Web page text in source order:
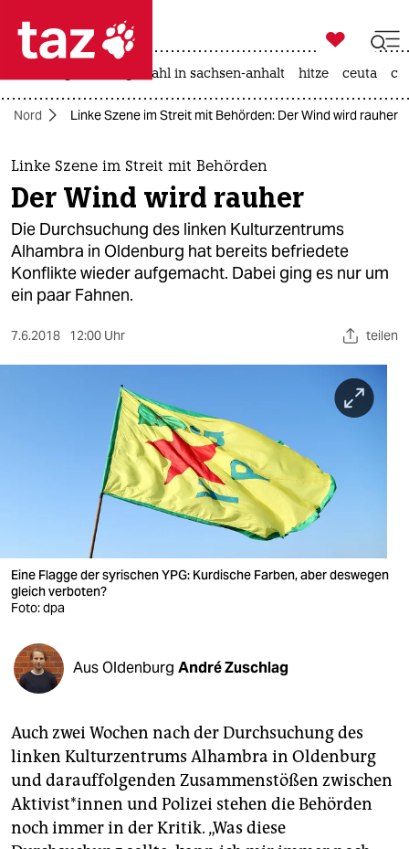
 taz zahl ich
taz zahl ich
themen
politik
öko
gesellschaft
kultur
sport
verlag
veranstaltungen
shop
fragen & hilfe
abo
genossenschaft
epaper login

taz zahl ich
landtagswahl in sachsen-anhalt hitze ceuta
Nord Linke Szene im Streit mit Behörden: Der Wind wird rauher
Linke Szene im Streit mit Behörden
Der Wind wird rauher
Die Durchsuchung des linken Kulturzentrums
Alhambra in Oldenburg hat bereits befriedete
Konflikte wieder aufgemacht. Dabei ging es nur um
ein paar Fahnen.
7.6.2018 12:00 Uhr teilen
Eine Flagge der syrischen YPG: Kurdische Farben, aber deswegen
gleich verboten?
Foto: dpa
Aus Oldenburg André Zuschlag
Auch zwei Wochen nach der Durchsuchung des
linken Kulturzentrums Alhambra in Oldenburg
und darauffolgenden Zusammenstößen zwischen
Aktivist*innen und Polizei stehen die Behörden
noch immer in der Kritik. „Was diese